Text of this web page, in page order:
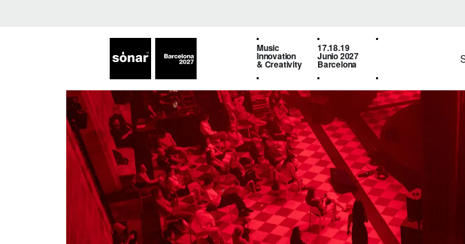
Music
Innovation
& Creativity
17.18.19
Junio 2027
Barcelona